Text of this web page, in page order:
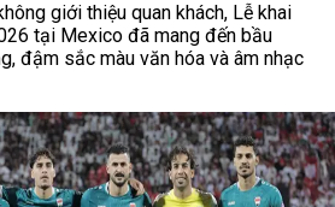
giới thiệu quan khách, Lễ khai
tại Mexico đã mang đến bầu
đậm sắc màu văn hóa và âm nhạc